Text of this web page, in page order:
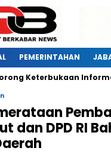
PEMERINTAHAN
Keterbukaan
dan DPD RI